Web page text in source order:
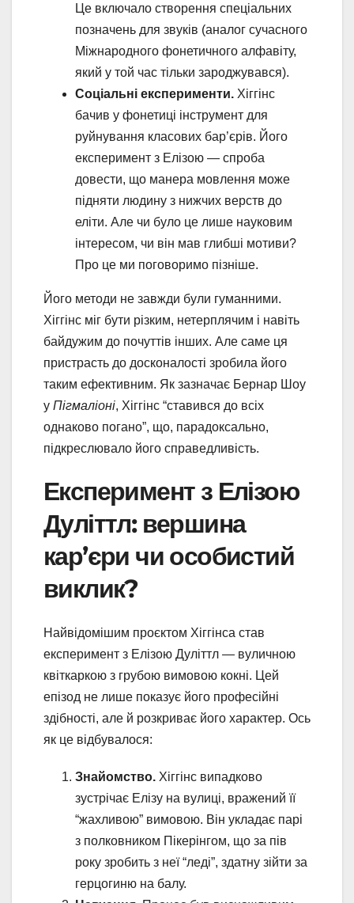
Це включало створення спеціальних
позначень для звуків (аналог сучасного
Міжнародного фонетичного алфавіту,
який у той час тільки зароджувався).
Соціальні експерименти. Хіггінс
бачив у фонетиці інструмент для
руйнування класових бар’єрів. Його
експеримент з Елізою — спроба
довести, що манера мовлення може
підняти людину з нижчих верств до
еліти. Але чи було це лише науковим
інтересом, чи він мав глибші мотиви?
Про це ми поговоримо пізніше.
Його методи не завжди були гуманними.
Хіггінс міг бути різким, нетерплячим і навіть
байдужим до почуттів інших. Але саме ця
пристрасть до досконалості зробила його
таким ефективним. Як зазначає Бернар Шоу
у Пігмаліоні, Хіггінс “ставився до всіх
однаково погано”, що, парадоксально,
підкреслювало його справедливість.
Експеримент з Елізою
Дуліттл: вершина
кар’єри чи особистий
виклик?
Найвідомішим проєктом Хіггінса став
експеримент з Елізою Дуліттл — вуличною
квіткаркою з грубою вимовою кокні. Цей
епізод не лише показує його професійні
здібності, але й розкриває його характер. Ось
як це відбувалося:
Знайомство. Хіггінс випадково
зустрічає Елізу на вулиці, вражений її
“жахливою” вимовою. Він укладає парі
з полковником Пікерінгом, що за пів
року зробить з неї “леді”, здатну зійти за
герцогиню на балу.